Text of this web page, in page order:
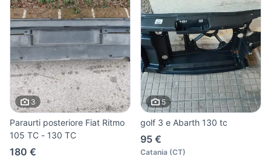
3
Paraurti posteriore Fiat Ritmo
105 TC - 130 TC
180 €
5
golf 3 e Abarth 130 tc
95 €
Catania (CT)